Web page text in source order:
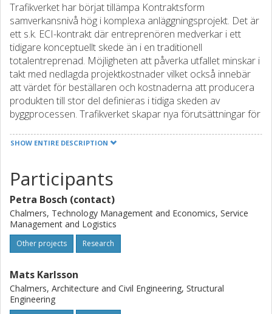
Trafikverket har börjat tillämpa Kontraktsform
samverkansnivå hög i komplexa anläggningsprojekt. Det är
ett s.k. ECI-kontrakt där entreprenören medverkar i ett
tidigare konceptuellt skede än i en traditionell
totalentreprenad. Möjligheten att påverka utfallet minskar i
takt med nedlagda projektkostnader vilket också innebär
att värdet för beställaren och kostnaderna att producera
produkten till stor del definieras i tidiga skeden av
byggprocessen. Trafikverket skapar nya förutsättningar för
genom nya upphandlingsformer. Dessa nya
om nya ansvarsområden, nya roller, projektorganisationen
som team, motkrafter och framgångsfaktorer och
genomförande risker på projektnivå blir viktigt att studera. I
detta projekt vill vi studera dessa konsekvenser och ge
branschen rekommendationer hur dessa tre discipliner
kan utveckla sin samverka – i samklang med den digitala
Syftet är att studera hur man genomför projekt med
SHOW ENTIRE DESCRIPTION
Participants
Petra Bosch (contact)
Chalmers, Technology Management and Economics, Service
Management and Logistics
Other projects Research
Mats Karlsson
Chalmers, Architecture and Civil Engineering, Structural
Engineering